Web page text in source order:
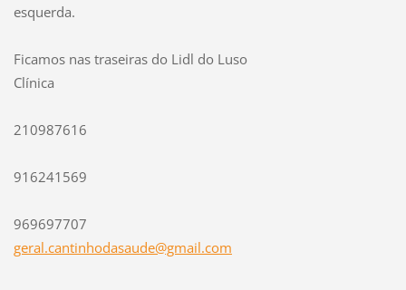
esquerda.
Ficamos nas traseiras do Lidl do Luso
Clínica
210987616
916241569
969697707
geral.cantinhodasaude@gmail.com